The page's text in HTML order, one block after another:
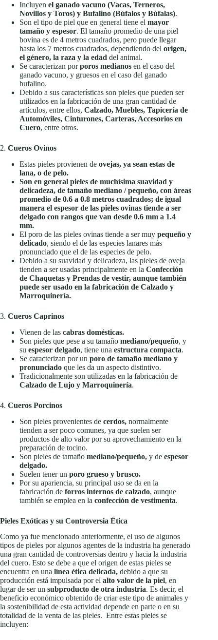
Incluyen el ganado vacuno (Vacas, Terneros,
Novillos y Toros) y Bufalino (Búfalos y Búfalas).
Son el tipo de piel que en general tiene el mayor
tamaño y espesor. El tamaño promedio de una piel
bovina es de 4 metros cuadrados, pero puede llegar
hasta los 7 metros cuadrados, dependiendo del origen,
el género, la raza y la edad del animal.
Se caracterizan porporos medianos en el caso del
ganado vacuno, y gruesos en el caso del ganado
bufalino.
Debido a sus características son pieles que pueden ser
utilizados en la fabricación de una gran cantidad de
artículos, entre ellos, Calzado, Muebles, Tapicería de
Automóviles, Cinturones, Carteras, Accesorios en
Cuero, entre otros.
2. Cueros Ovinos
Estas pieles provienen de ovejas, ya sean estas de
lana, o de pelo.
Son en general pieles de muchísima suavidad y
delicadeza, de tamaño mediano / pequeño, con áreas
promedio de 0.6 a 0.8 metros cuadrados; de igual
manera el espesor de las pieles ovinas tiende a ser
delgado con rangos que van desde 0.6 mm a 1.4
mm.
El poro de las pieles ovinas tiende a ser muy pequeño y
delicado, siendo el de las especies lanares más
pronunciado que el de las especies de pelo.
Debido a su suavidad y delicadeza, las pieles de oveja
tienden a ser usadas principalmente en la Confección
de Chaquetas y Prendas de vestir, aunque también
puede ser usado en la fabricación de Calzado y
Marroquinería.
3. Cueros Caprinos
Vienen de las cabras domésticas.
Son pieles que pese a su tamaño mediano/pequeño, y
su espesor delgado, tiene una estructura compacta.
Se caracterizan por un poro de tamaño mediano y
pronunciado que les da un aspecto distintivo.
Tradicionalmente son utilizadas en la fabricación de
Calzado de Lujo y Marroquinería.
4. Cueros Porcinos
Son pieles provenientes de cerdos, normalmente
tienden a ser poco comunes, ya que suelen ser
productos de alto valor por su aprovechamiento en la
preparación de tocino.
Son pieles de tamaño mediano/pequeño, y de espesor
delgado.
Suelen tener un poro grueso y brusco.
Por su apariencia, su principal uso se da en la
fabricación de forros internos de calzado, aunque
también se emplea en la confección de vestimenta.
Pieles Exóticas y su Controversia Ética
Como ya fue mencionado anteriormente, el uso de algunos
tipos de pieles por algunos agentes de la industria ha generado
una gran cantidad de controversias dentro y hacia la industria
del cuero. Esto se debe a que el origen de estas pieles se
encuentra en una línea ética delicada, debido a que su
producción está impulsada por el alto valor de la piel, en
lugar de ser un subproducto de otra industria. Es decir, el
beneficio económico obtenido de criar este tipo de animales y
la sostenibilidad de esta actividad depende en parte o en su
totalidad de la venta de las pieles. Entre estas pieles se
incluyen: